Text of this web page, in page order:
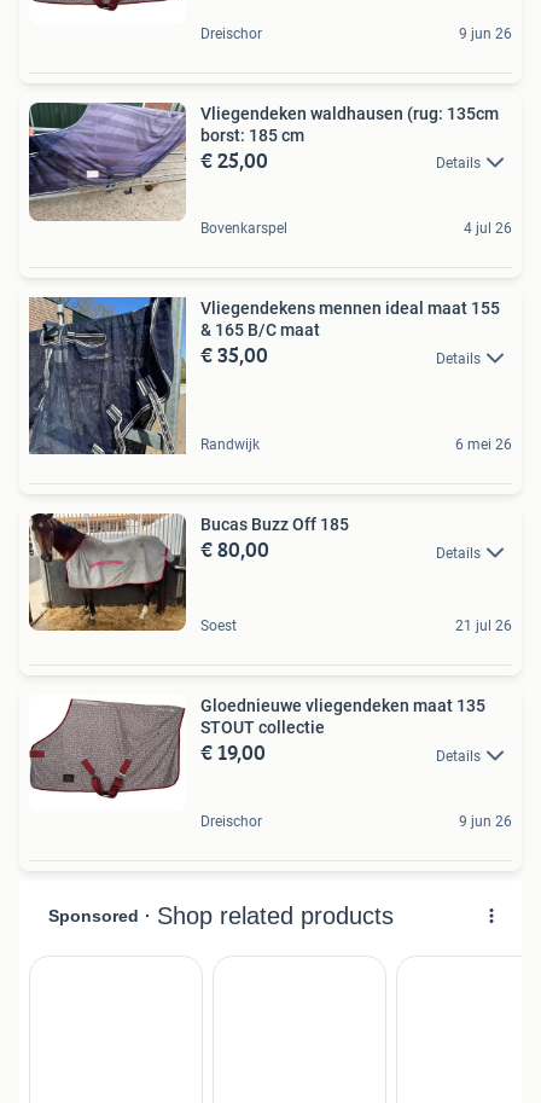
Dreischor 9 jun 26
Vliegendeken waldhausen (rug: 135cm
borst: 185 cm
€ 25,00 Details
Bovenkarspel 4 jul 26
Vliegendekens mennen ideal maat 155
& 165 B/C maat
€ 35,00 Details
Randwijk 6 mei 26
Bucas Buzz Off 185
€ 80,00 Details
Soest 21 jul 26
Gloednieuwe vliegendeken maat 135
STOUT collectie
€ 19,00 Details
Dreischor 9 jun 26